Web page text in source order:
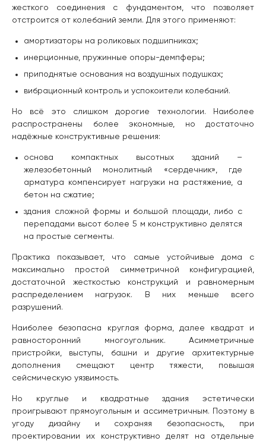
жесткого соединения с фундаментом, что позволяет
отстроится от колебаний земли. Для этого применяют:
амортизаторы на роликовых подшипниках;
инерционные, пружинные опоры-демпферы;
приподнятые основания на воздушных подушках;
вибрационный контроль и успокоители колебаний.
Но всё это слишком дорогие технологии. Наиболее
распространены более экономные, но достаточно
надёжные конструктивные решения:
основа компактных высотных зданий –
железобетонный монолитный «сердечник», где
арматура компенсирует нагрузки на растяжение, а
бетон на сжатие;
здания сложной формы и большой площади, либо с
перепадами высот более 5 м конструктивно делятся
на простые сегменты.
Практика показывает, что самые устойчивые дома с
максимально простой симметричной конфигурацией,
достаточной жесткостью конструкций и равномерным
распределением нагрузок. В них меньше всего
разрушений.
Наиболее безопасна круглая форма, далее квадрат и
равносторонний многоугольник. Асимметричные
пристройки, выступы, башни и другие архитектурные
дополнения смещают центр тяжести, повышая
сейсмическую уязвимость.
Но круглые и квадратные здания эстетически
проигрывают прямоугольным и ассиметричным. Поэтому в
угоду дизайну и сохраняя безопасность, при
проектировании их конструктивно делят на отдельные